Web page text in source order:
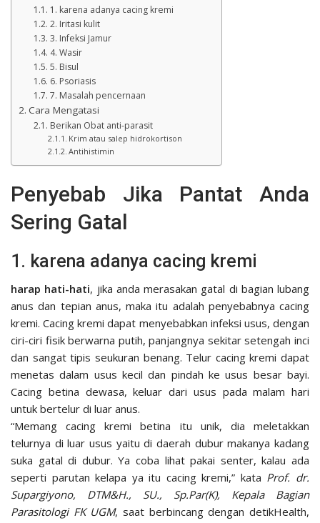
1. karena adanya cacing kremi
2. Iritasi kulit
3. Infeksi Jamur
4. Wasir
5. Bisul
6. Psoriasis
7. Masalah pencernaan
Cara Mengatasi
Berikan Obat anti-parasit
Krim atau salep hidrokortison
Antihistimin
Penyebab Jika Pantat Anda
Sering Gatal
1. karena adanya cacing kremi
harap hati-hati, jika anda merasakan gatal di bagian lubang
anus dan tepian anus, maka itu adalah penyebabnya cacing
kremi. Cacing kremi dapat menyebabkan infeksi usus, dengan
ciri-ciri fisik berwarna putih, panjangnya sekitar setengah inci
dan sangat tipis seukuran benang. Telur cacing kremi dapat
menetas dalam usus kecil dan pindah ke usus besar bayi.
Cacing betina dewasa, keluar dari usus pada malam hari
untuk bertelur di luar anus.
“Memang cacing kremi betina itu unik, dia meletakkan
telurnya di luar usus yaitu di daerah dubur makanya kadang
suka gatal di dubur. Ya coba lihat pakai senter, kalau ada
seperti parutan kelapa ya itu cacing kremi,” kata Prof. dr.
Supargiyono, DTM&H., SU., Sp.Par(K), Kepala Bagian
Parasitologi FK UGM, saat berbincang dengan detikHealth,